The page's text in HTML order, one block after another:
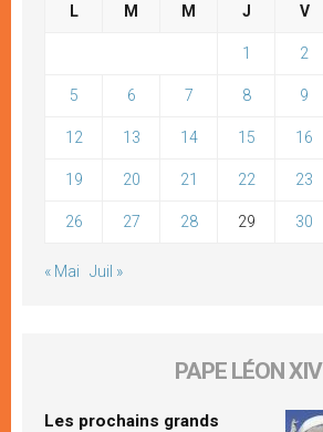
L M M J V
1 2
5 6 7 8 9
12 13 14 15 16
19 20 21 22 23
26 27 28 29 30
« Mai Juil »
PAPE LÉON XIV
Les prochains grands